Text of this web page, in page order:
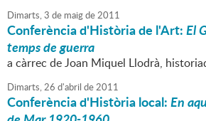
Dimarts,3 de maigde2011
Conferència d'Història de l'Art:El
temps de guerra
a càrrec de Joan Miquel Llodrà,
Dimarts,26 d'abril de2011
Conferència d'Història local:En